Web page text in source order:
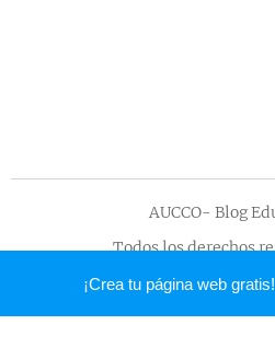
AUCCO- Blog
Todos los derechos
Creado con
¡Crea tu página web gratis!